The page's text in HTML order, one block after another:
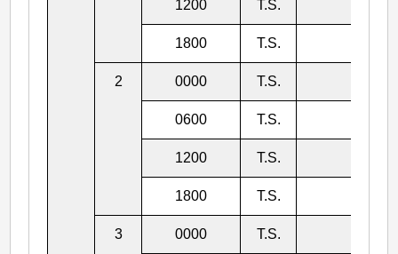
1200 T.S.
1800 T.S.
2 0000 T.S.
0600 T.S.
1200 T.S.
1800 T.S.
3 0000 T.S.